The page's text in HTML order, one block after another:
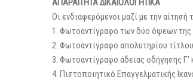
ΑΠΑΡΑΙΤΗΤΑ ΔΙΚΑΙΟΛΟΓΗΤΙΚΑ
Οι ενδιαφερόμενοι μαζί με την
1. Φωτοαντίγραφο των δύο όψεων της
2. Φωτοαντίγραφο απολυτηρίου
3. Φωτοαντίγραφο άδειας οδήγησης
4. Πιστοποιητικό Επαγγελματικής